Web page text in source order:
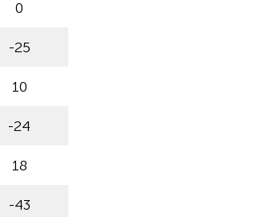
0
-25
10
-24
18
-43